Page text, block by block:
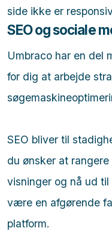
side ikke er
SEO og sociale
Umbraco har en del
for dig at arbejde
SEO bliver til
du ønsker at
visninger og nå ud
være en afgørende
platform.